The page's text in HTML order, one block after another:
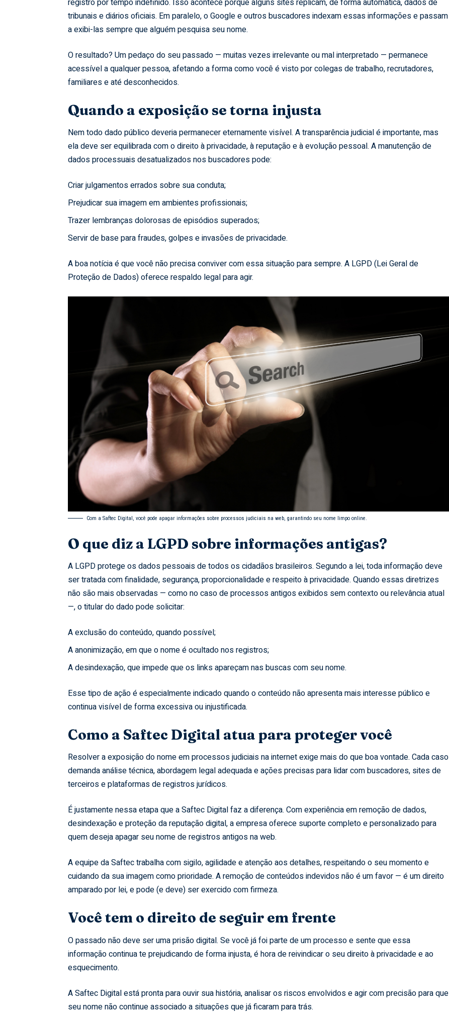
registro por tempo indefinido. Isso acontece porque alguns sites replicam, de forma automática, dados de
tribunais e diários oficiais. Em paralelo, o Google e outros buscadores indexam essas informações e passam
a exibi-las sempre que alguém pesquisa seu nome.
O resultado? Um pedaço do seu passado — muitas vezes irrelevante ou mal interpretado — permanece
acessível a qualquer pessoa, afetando a forma como você é visto por colegas de trabalho, recrutadores,
familiares e até desconhecidos.
Quando a exposição se torna injusta
Nem todo dado público deveria permanecer eternamente visível. A transparência judicial é importante, mas
ela deve ser equilibrada com o direito à privacidade, à reputação e à evolução pessoal. A manutenção de
dados processuais desatualizados nos buscadores pode:
Criar julgamentos errados sobre sua conduta;
Prejudicar sua imagem em ambientes profissionais;
Trazer lembranças dolorosas de episódios superados;
Servir de base para fraudes, golpes e invasões de privacidade.
A boa notícia é que você não precisa conviver com essa situação para sempre. A LGPD (Lei Geral de
Proteção de Dados) oferece respaldo legal para agir.
Com a Saftec Digital, você pode apagar informações sobre processos judiciais na web, garantindo seu nome limpo online.
O que diz a LGPD sobre informações antigas?
A LGPD protege os dados pessoais de todos os cidadãos brasileiros. Segundo a lei, toda informação deve
ser tratada com finalidade, segurança, proporcionalidade e respeito à privacidade. Quando essas diretrizes
não são mais observadas — como no caso de processos antigos exibidos sem contexto ou relevância atual
—, o titular do dado pode solicitar:
A exclusão do conteúdo, quando possível;
A anonimização, em que o nome é ocultado nos registros;
A desindexação, que impede que os links apareçam nas buscas com seu nome.
Esse tipo de ação é especialmente indicado quando o conteúdo não apresenta mais interesse público e
continua visível de forma excessiva ou injustificada.
Como a Saftec Digital atua para proteger você
Resolver a exposição do nome em processos judiciais na internet exige mais do que boa vontade. Cada caso
demanda análise técnica, abordagem legal adequada e ações precisas para lidar com buscadores, sites de
terceiros e plataformas de registros jurídicos.
É justamente nessa etapa que a Saftec Digital faz a diferença. Com experiência em remoção de dados,
desindexação e proteção da reputação digital, a empresa oferece suporte completo e personalizado para
quem deseja apagar seu nome de registros antigos na web.
A equipe da Saftec trabalha com sigilo, agilidade e atenção aos detalhes, respeitando o seu momento e
cuidando da sua imagem como prioridade. A remoção de conteúdos indevidos não é um favor — é um direito
amparado por lei, e pode (e deve) ser exercido com firmeza.
Você tem o direito de seguir em frente
O passado não deve ser uma prisão digital. Se você já foi parte de um processo e sente que essa
informação continua te prejudicando de forma injusta, é hora de reivindicar o seu direito à privacidade e ao
esquecimento.
A Saftec Digital está pronta para ouvir sua história, analisar os riscos envolvidos e agir com precisão para que
seu nome não continue associado a situações que já ficaram para trás.